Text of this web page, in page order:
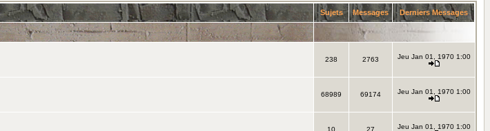
Sujets Messages Derniers Messages
238 2763 Jeu Jan 01, 1970 1:00
68989 69174 Jeu Jan 01, 1970 1:00
10 27 Jeu Jan 01, 1970 1:00